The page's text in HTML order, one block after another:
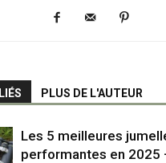
PLUS DE L'AUTEUR
Les 5 meilleures
performantes en 2025